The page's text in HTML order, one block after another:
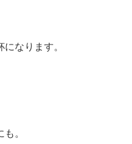
なります。
。